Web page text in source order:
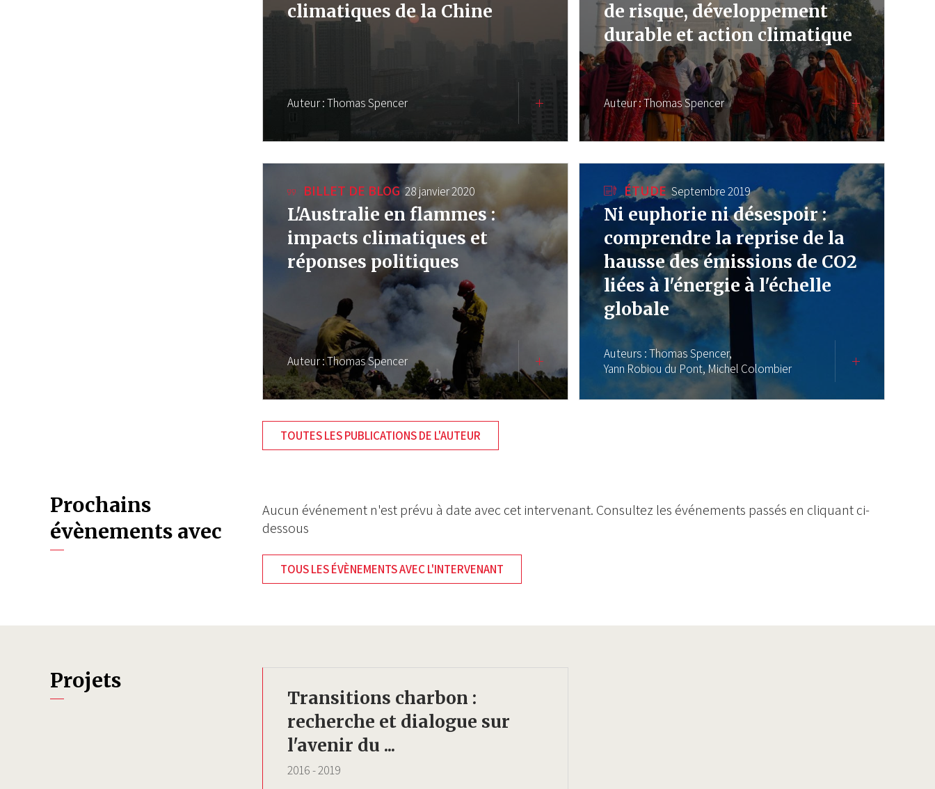
climatiques de la Chine
Auteur :Thomas Spencer
de risque, développement
durable et action climatique
Auteur :Thomas Spencer
BILLET DE BLOG 28 janvier 2020
L'Australie en flammes :
impacts climatiques et
réponses politiques
Auteur :Thomas Spencer
ÉTUDE Septembre 2019
Ni euphorie ni désespoir :
comprendre la reprise de la
hausse des émissions de CO2
liées à l'énergie à l'échelle
globale
Auteurs :Thomas Spencer,
Yann Robiou du Pont,Michel Colombier
TOUTES LES PUBLICATIONS DE L'AUTEUR
Prochains
évènements avec
Aucun événement n'est prévu à date avec cet intervenant. Consultez les événements passés en cliquant ci-
dessous
TOUS LES ÉVÈNEMENTS AVEC L'INTERVENANT
Projets
Transitions charbon :
recherche et dialogue sur
l'avenir du ...
2016-2019